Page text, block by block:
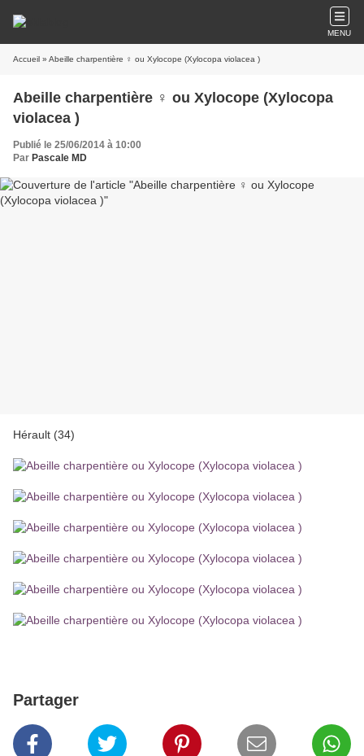
MENU
Accueil » Abeille charpentière ♀ ou Xylocope (Xylocopa violacea )
Abeille charpentière ♀ ou Xylocope (Xylocopa
violacea )
Publié le 25/06/2014 à 10:00
Par Pascale MD
Hérault (34)
Partager